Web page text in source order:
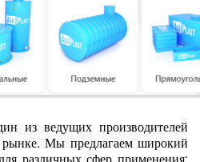
из ведущих производителей
рынке. Мы предлагаем широкий